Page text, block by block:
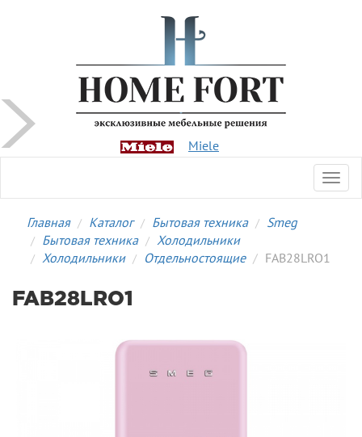
Miele
Главная Каталог Бытовая техника
Smeg
Бытовая техника
Холодильники
Холодильники
Отдельностоящие FAB28LRO1
FAB28LRO1